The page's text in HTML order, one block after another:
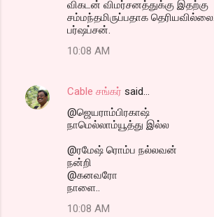
விகடன் விமர்சனத்துக்கு இதற்கு
சம்மந்தமிருப்பதாக தெரியவில்லை.
பர்ஷப்சன்.
10:08 AM
Cable சங்கர் said…
@ஜெயராம்பிரகாஷ்
நாமெல்லாம்யூத்து இல்ல
@ரமேஷ் ரொம்ப நல்லவன்
நன்றி
@கனவரோ
நாளை..
10:08 AM